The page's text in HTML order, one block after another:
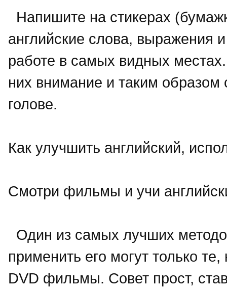
Напишите на стикерах
английские слова, выражения
работе в самых видных
них внимание и таким образом
голове.
Как улучшить английский,
Смотри фильмы и учи
Один из самых лучших
применить его могут только
DVD фильмы. Совет прост,